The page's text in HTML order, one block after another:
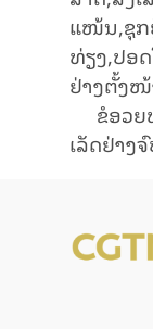
ແໜ້ນ,ຊຸກ​
ທ່ຽງ,ປອ
ຢ່າງ​ຕັ້ງ​ໜ້
ຂໍ​ອວຍ​
ເລັດ​ຢ່າງ​